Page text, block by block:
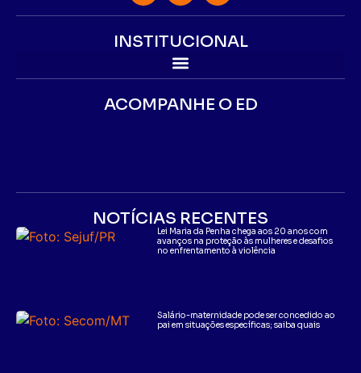
INSTITUCIONAL
ACOMPANHE O ED
NOTÍCIAS RECENTES
Lei Maria da Penha chega aos 20 anos com
avanços na proteção às mulheres e desafios
no enfrentamento à violência
Salário-maternidade pode ser concedido ao
pai em situações específicas; saiba quais